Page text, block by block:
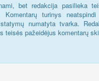
bet redakcija pasilieka
Komentarų turinys
numatyta tvarka.
teisės pažeidėjus komentarų